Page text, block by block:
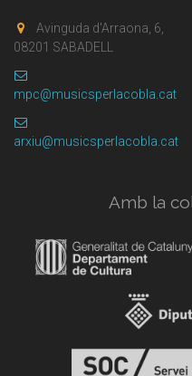
Avinguda d'Arraona, 6,
08201 SABADELL
mpc@musicsperlacobla.cat
arxiu@musicsperlacobla.cat
Amb la